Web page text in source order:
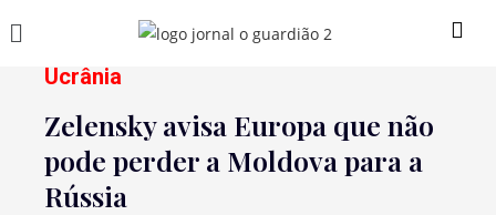
Ucrânia
Zelensky avisa Europa que não
pode perder a Moldova para a
Rússia